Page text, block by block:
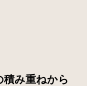
積み重ねから